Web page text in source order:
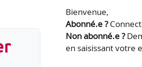
Celle-ci doit s’achever le 20/
questions sont
Bienvenue,
Abonné.e ?
Non abonné.e ?
en saisissant votre